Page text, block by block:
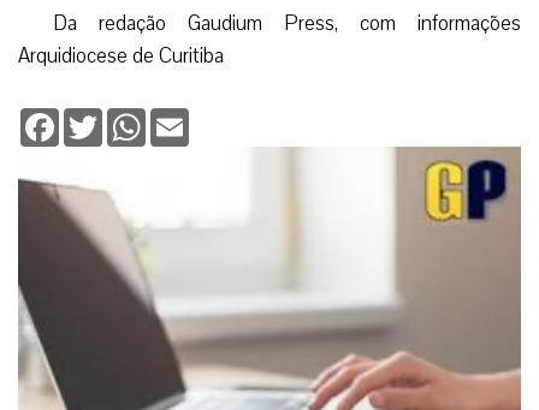
Da redação Gaudium Press, com informações
Arquidiocese de Curitiba
Facebook
TwitterWhatsApp